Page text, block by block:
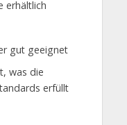
erhältlich
gut geeignet
was die
erfüllt